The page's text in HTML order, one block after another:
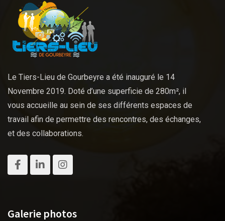
Le Tiers-Lieu de Gourbeyre a été inauguré le 14
Novembre 2019. Doté d’une superficie de 280m², il
vous accueille au sein de ses différents espaces de
travail afin de permettre des rencontres, des échanges,
et des collaborations.
Galerie photos